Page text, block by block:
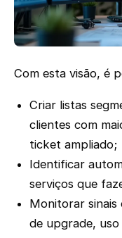
Com esta visão, é
Criar listas
clientes com
ticket ampliado;
Identificar
serviços que
Monitorar sinais
de upgrade, uso